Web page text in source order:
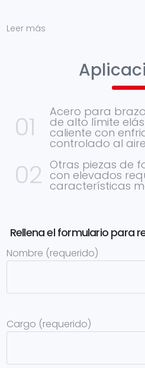
Leer más
Acero para
de alto límite
caliente con
controlado al aire
Otras piezas de
con elevados
características
Rellena el formulario para
Nombre (requerido)
Cargo (requerido)